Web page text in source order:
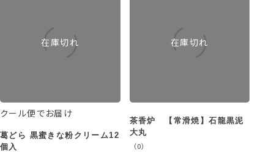
在庫切れ
クール便でお届け
葛どら 黒蜜きな粉クリーム12
個入
在庫切れ
茶香炉 【常滑焼】石龍黒泥
大丸
（0）